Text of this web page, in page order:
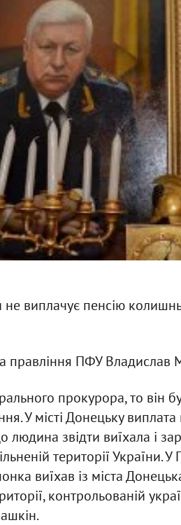
виплачує пенсію
правління ПФУ Владислав
прокурора, то він
У місті Донецьку
людина звідти виїхала і
території України.
виїхав із міста
контрольованій